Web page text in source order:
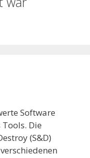
Software
Die
(S&D)